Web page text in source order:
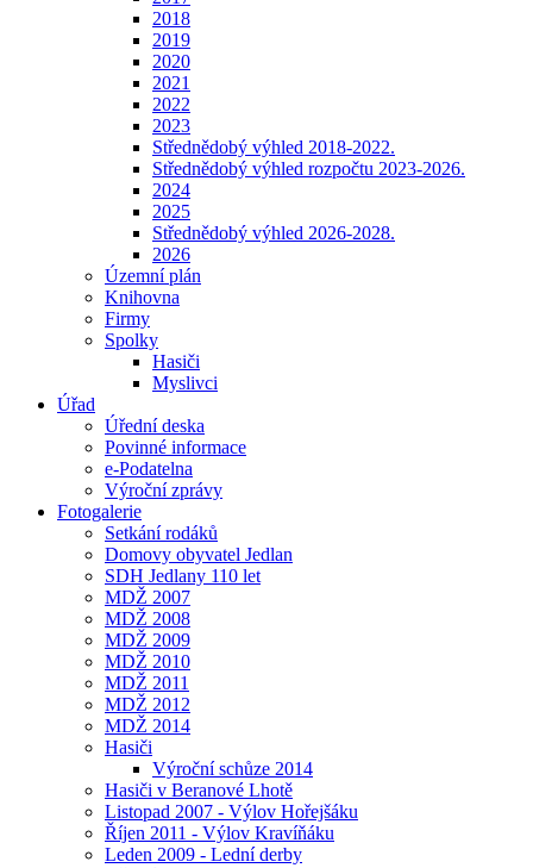
2018
2019
2020
2021
2022
2023
Střednědobý výhled 2018-2022.
Střednědobý výhled rozpočtu 2023-2026.
2024
2025
Střednědobý výhled 2026-2028.
2026
Územní plán
Knihovna
Firmy
Spolky
Hasiči
Myslivci
Úřad
Úřední deska
Povinné informace
e-Podatelna
Výroční zprávy
Fotogalerie
Setkání rodáků
Domovy obyvatel Jedlan
SDH Jedlany 110 let
MDŽ 2007
MDŽ 2008
MDŽ 2009
MDŽ 2010
MDŽ 2011
MDŽ 2012
MDŽ 2014
Hasiči
Výroční schůze 2014
Hasiči v Beranové Lhotě
Listopad 2007 - Výlov Hořejšáku
Říjen 2011 - Výlov Kravíňáku
Leden 2009 - Lední derby